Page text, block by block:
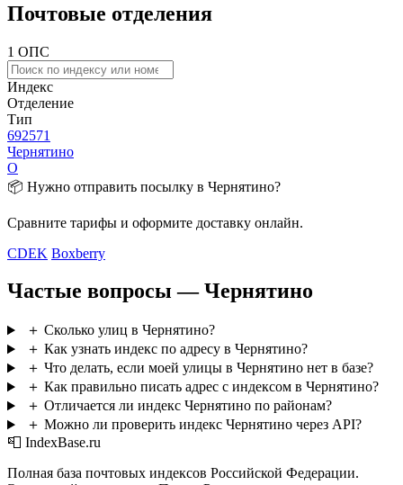
Почтовые отделения
1 ОПС
Индекс
Отделение
Тип
692571
Чернятино
О
📦 Нужно отправить посылку в Чернятино?
Сравните тарифы и оформите доставку онлайн.
CDEK Boxberry
Частые вопросы — Чернятино
＋ Сколько улиц в Чернятино?
＋ Как узнать индекс по адресу в Чернятино?
＋ Что делать, если моей улицы в Чернятино нет в базе?
＋ Как правильно писать адрес с индексом в Чернятино?
＋ Отличается ли индекс Чернятино по районам?
＋ Можно ли проверить индекс Чернятино через API?
📮 IndexBase.ru
Полная база почтовых индексов Российской Федерации.